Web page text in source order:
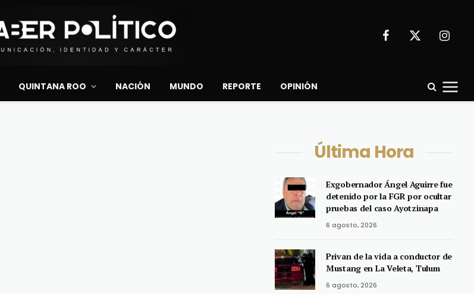
Facebook
X
QUINTANA ROO NACIÓN MUNDO REPORTE OPINIÓN
Última Hora
Exgobernador Ángel Aguirre fue
detenido por la FGR por ocultar
pruebas del caso Ayotzinapa
6 agosto, 2026
Privan de la vida a conductor de
Mustang en La Veleta, Tulum
6 agosto, 2026